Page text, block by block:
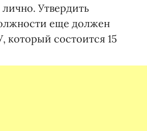
Утвердить
еще должен
состоится 15